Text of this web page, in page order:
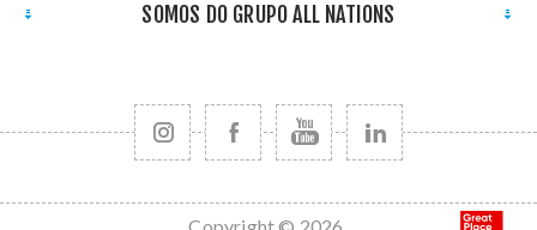
SOMOS DO GRUPO ALL NATIONS